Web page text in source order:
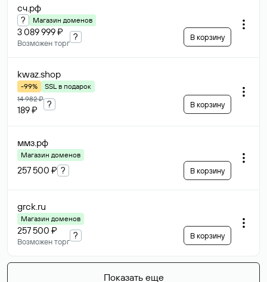
сч.рф
? Магазин доменов
3 089 999 ₽
Возможен торг
? В корзину
kwaz.shop
-99%
SSL в подарок
14 982 ₽
189 ₽
? В корзину
ммз.рф
Магазин доменов
257 500 ₽ ? В корзину
grck.ru
Магазин доменов
257 500 ₽
Возможен торг
? В корзину
Показать еще